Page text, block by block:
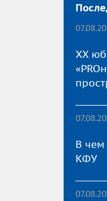
XX
В чем
КФУ